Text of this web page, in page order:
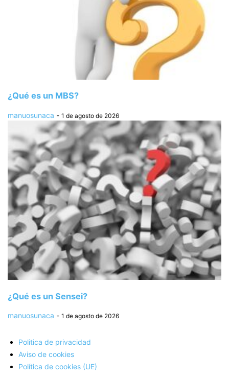
¿Qué es un MBS?
manuosunaca - 1 de agosto de 2026
¿Qué es un Sensei?
manuosunaca - 1 de agosto de 2026
Politica de privacidad
Aviso de cookies
Política de cookies (UE)